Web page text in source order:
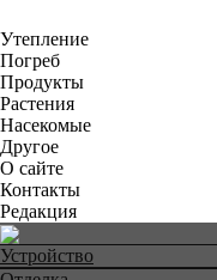
Утепление
Погреб
Продукты
Растения
Насекомые
Другое
О сайте
Контакты
Редакция
Устройство